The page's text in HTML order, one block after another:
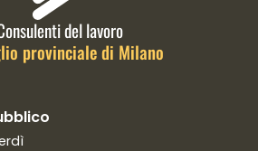
del lavoro
provinciale di Milano